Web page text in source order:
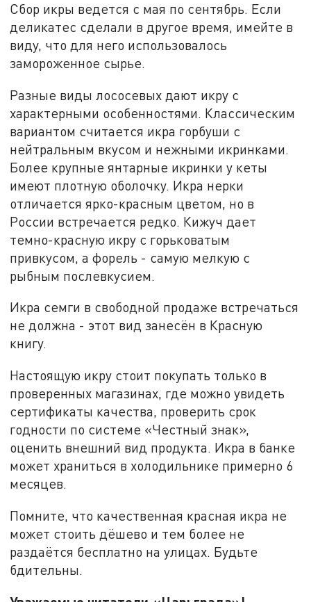
Сбор икры ведется с мая по сентябрь. Если
деликатес сделали в другое время, имейте в
виду, что для него использовалось
замороженное сырье.
Разные виды лососевых дают икру с
характерными особенностями. Классическим
вариантом считается икра горбуши с
нейтральным вкусом и нежными икринками.
Более крупные янтарные икринки у кеты
имеют плотную оболочку. Икра нерки
отличается ярко-красным цветом, но в
России встречается редко. Кижуч дает
темно-красную икру с горьковатым
привкусом, а форель - самую мелкую с
рыбным послевкусием.
Икра семги в свободной продаже встречаться
не должна - этот вид занесён в Красную
книгу.
Настоящую икру стоит покупать только в
проверенных магазинах, где можно увидеть
сертификаты качества, проверить срок
годности по системе «Честный знак»,
оценить внешний вид продукта. Икра в банке
может храниться в холодильнике примерно 6
месяцев.
Помните, что качественная красная икра не
может стоить дёшево и тем более не
раздаётся бесплатно на улицах. Будьте
бдительны.